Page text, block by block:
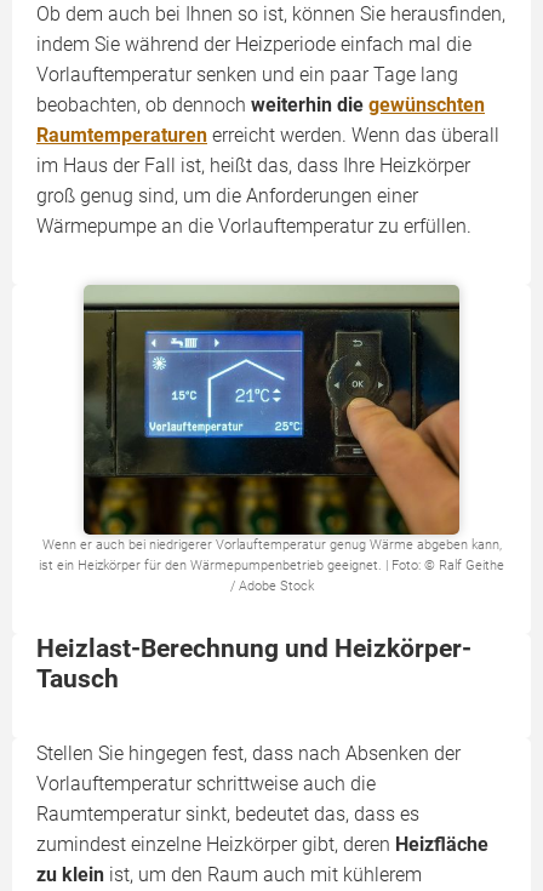
Ob dem auch bei Ihnen so ist, können Sie herausfinden,
indem Sie während der Heizperiode einfach mal die
Vorlauftemperatur senken und ein paar Tage lang
beobachten, ob dennoch weiterhin die gewünschten
Raumtemperaturen erreicht werden. Wenn das überall
im Haus der Fall ist, heißt das, dass Ihre Heizkörper
groß genug sind, um die Anforderungen einer
Wärmepumpe an die Vorlauftemperatur zu erfüllen.
Wenn er auch bei niedrigerer Vorlauftemperatur genug Wärme abgeben kann,
ist ein Heizkörper für den Wärmepumpenbetrieb geeignet. | Foto: © Ralf Geithe
/ Adobe Stock
Heizlast-Berechnung und Heizkörper-
Tausch
Stellen Sie hingegen fest, dass nach Absenken der
Vorlauftemperatur schrittweise auch die
Raumtemperatur sinkt, bedeutet das, dass es
zumindest einzelne Heizkörper gibt, deren Heizfläche
zu klein ist, um den Raum auch mit kühlerem